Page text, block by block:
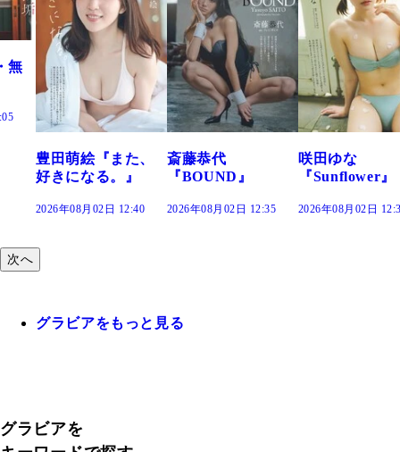
斎藤恭代
『BOUND』
2026年08月02日 12:35
咲田ゆな
『Sunflower』
2026年08月02日 12:30
藤水咲桜『花
だまり』
2026年08月02日
次へ
グラビアをもっと見る
グラビアを